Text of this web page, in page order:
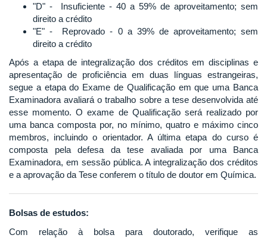
"D" - Insuficiente - 40 a 59% de aproveitamento; sem
direito a crédito
"E" - Reprovado - 0 a 39% de aproveitamento; sem
direito a crédito
Após a etapa de integralização dos créditos em disciplinas e
apresentação de proficiência em duas línguas estrangeiras,
segue a etapa do Exame de Qualificação em que uma Banca
Examinadora avaliará o trabalho sobre a tese desenvolvida até
esse momento. O exame de Qualificação será realizado por
uma banca composta por, no mínimo, quatro e máximo cinco
membros, incluindo o orientador. A última etapa do curso é
composta pela defesa da tese avaliada por uma Banca
Examinadora, em sessão pública. A integralização dos créditos
e a aprovação da Tese conferem o título de doutor em Química.
Bolsas de estudos:
Com relação à bolsa para doutorado, verifique as